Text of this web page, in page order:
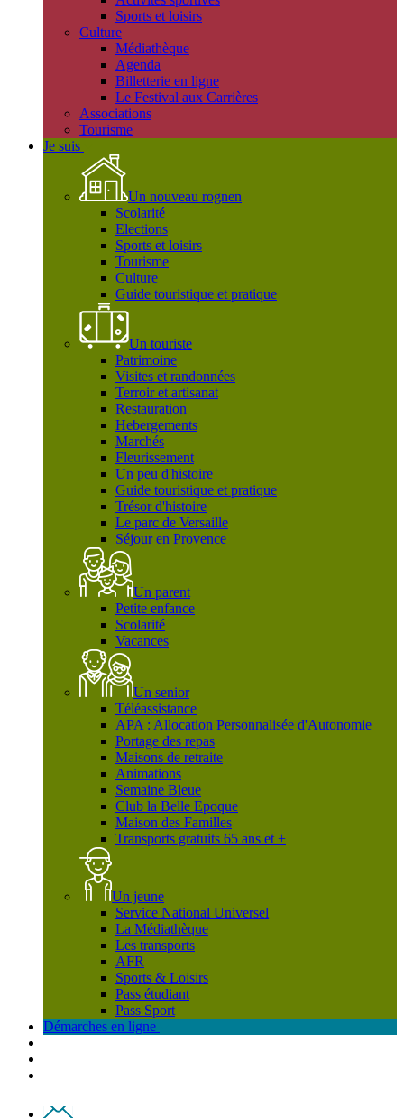
Sports et loisirs
Culture
Médiathèque
Agenda
Billetterie en ligne
Le Festival aux Carrières
Associations
Tourisme
Je suis
Un nouveau rognen
Scolarité
Elections
Sports et loisirs
Tourisme
Culture
Guide touristique et pratique
Un touriste
Patrimoine
Visites et randonnées
Terroir et artisanat
Restauration
Hebergements
Marchés
Fleurissement
Un peu d'histoire
Guide touristique et pratique
Trésor d'histoire
Le parc de Versaille
Séjour en Provence
Un parent
Petite enfance
Scolarité
Vacances
Un senior
Téléassistance
APA : Allocation Personnalisée d'Autonomie
Portage des repas
Maisons de retraite
Animations
Semaine Bleue
Club la Belle Epoque
Maison des Familles
Transports gratuits 65 ans et +
Un jeune
Service National Universel
La Médiathèque
Les transports
AFR
Sports & Loisirs
Pass étudiant
Pass Sport
Démarches en ligne
Contact